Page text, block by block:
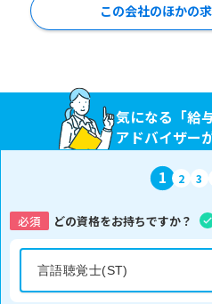
この会社のほかの
気になる「給
アドバイザー
1 2 3
必須 どの資格をお持ちですか？